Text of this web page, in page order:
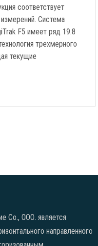
соответствует
Система
F5 имеет ряд 19.8
трехмерного
текущие
Co., ООО. является
направленного